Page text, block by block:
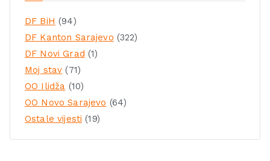
DF BiH (94)
DF Kanton Sarajevo (322)
DF Novi Grad (1)
Moj stav (71)
OO Ilidža (10)
OO Novo Sarajevo (64)
Ostale vijesti (19)